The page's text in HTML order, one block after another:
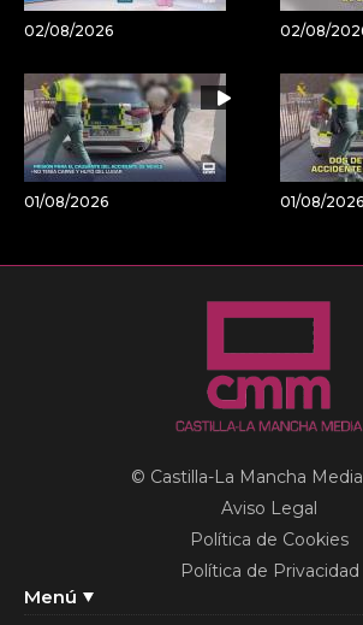
02/08/2026 02/08/
01/08/2026 01/08/2026
Menú
© Castilla-La Mancha
Aviso Legal
Política de Cookies
Política de Privacidad